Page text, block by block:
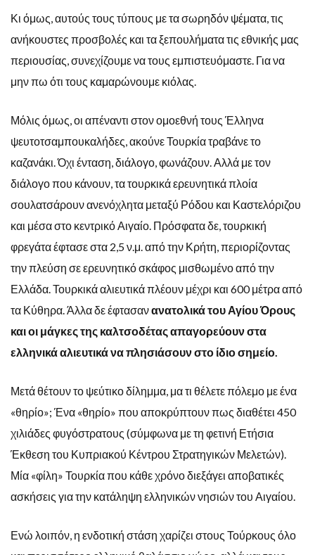
Κι όμως, αυτούς τους τύπους με τα σωρηδόν ψέματα, τις
ανήκουστες προσβολές και τα ξεπουλήματα τις εθνικής μας
περιουσίας, συνεχίζουμε να τους εμπιστευόμαστε. Για να
μην πω ότι τους καμαρώνουμε κιόλας.
Μόλις όμως, οι απέναντι στον ομοεθνή τους Έλληνα
ψευτοτσαμπουκαλήδες, ακούνε Τουρκία τραβάνε το
καζανάκι. Όχι ένταση, διάλογο, φωνάζουν. Αλλά με τον
διάλογο που κάνουν, τα τουρκικά ερευνητικά πλοία
σουλατσάρουν ανενόχλητα μεταξύ Ρόδου και Καστελόριζου
και μέσα στο κεντρικό Αιγαίο. Πρόσφατα δε, τουρκική
φρεγάτα έφτασε στα 2,5 ν.μ. από την Κρήτη, περιορίζοντας
την πλεύση σε ερευνητικό σκάφος μισθωμένο από την
Ελλάδα. Τουρκικά αλιευτικά πλέουν μέχρι και 600 μέτρα από
τα Κύθηρα. Άλλα δε έφτασανανατολικά του Αγίου Όρους
και οι μάγκες της καλτσοδέτας απαγορεύουν στα
ελληνικά αλιευτικά να πλησιάσουν στο ίδιο σημείο.
Μετά θέτουν το ψεύτικο δίλημμα, μα τι θέλετε πόλεμο με ένα
«θηρίο»; Ένα «θηρίο» που αποκρύπτουν πως διαθέτει 450
χιλιάδες φυγόστρατους (σύμφωνα με τη φετινή Ετήσια
Έκθεση του Κυπριακού Κέντρου Στρατηγικών Μελετών).
Μία «φίλη» Τουρκία που κάθε χρόνο διεξάγει αποβατικές
ασκήσεις για την κατάληψη ελληνικών νησιών του Αιγαίου.
Ενώ λοιπόν, η ενδοτική στάση χαρίζει στους Τούρκους όλο